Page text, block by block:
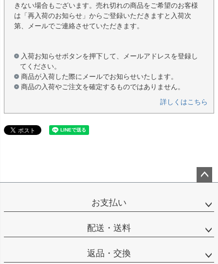
きない場合もございます。売れ切れの商品をご希望のお客様
は「再入荷のお知らせ」からご登録いただきますと入荷次
第、メールでご連絡させていただきます。
入荷お知らせボタンを押下して、メールアドレスを登録し
てください。
商品が入荷した際にメールでお知らせいたします。
商品の入荷やご注文を確定するものではありません。
詳しくはこちら
ップ
お支払い
配送・送料
返品・交換